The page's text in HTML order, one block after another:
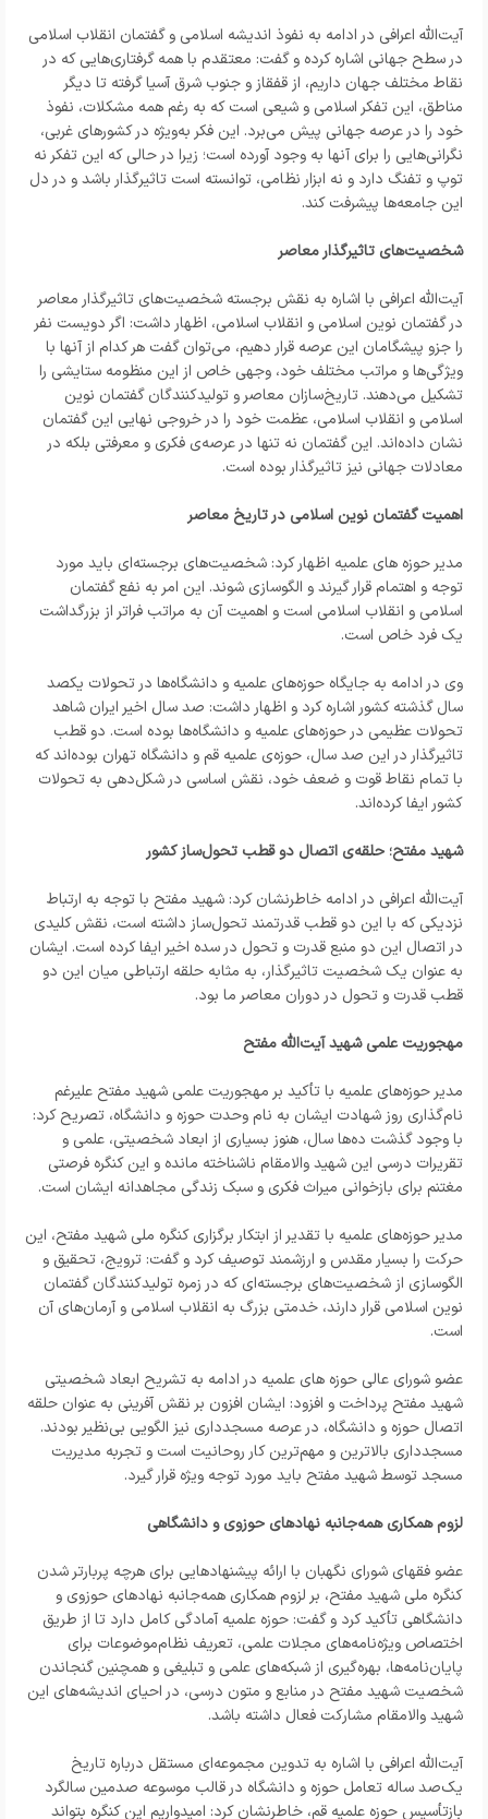
آیت‌الله اعرافی در ادامه به نفوذ اندیشه اسلامی و گفتمان انقلاب اسلامی
در سطح جهانی اشاره کرده و گفت: معتقدم با همه گرفتاری‌هایی که در
نقاط مختلف جهان داریم، از قفقاز و جنوب شرق آسیا گرفته تا دیگر
مناطق، این تفکر اسلامی و شیعی است که به رغم همه مشکلات، نفوذ
خود را در عرصه جهانی پیش می‌برد. این فکر به‌ویژه در کشورهای غربی،
نگرانی‌هایی را برای آنها به وجود آورده است؛ زیرا در حالی که این تفکر نه
توپ و تفنگ دارد و نه ابزار نظامی، توانسته است تاثیرگذار باشد و در دل
این جامعه‌ها پیشرفت کند.
شخصیت‌های تاثیرگذار معاصر
آیت‌الله اعرافی با اشاره به نقش برجسته شخصیت‌های تاثیرگذار معاصر
در گفتمان نوین اسلامی و انقلاب اسلامی، اظهار داشت: اگر دویست نفر
را جزو پیشگامان این عرصه قرار دهیم، می‌توان گفت هر کدام از آنها با
ویژگی‌ها و مراتب مختلف خود، وجهی خاص از این منظومه ستایشی را
تشکیل می‌دهند. تاریخ‌سازان معاصر و تولیدکنندگان گفتمان نوین
اسلامی و انقلاب اسلامی، عظمت خود را در خروجی نهایی این گفتمان
نشان داده‌اند. این گفتمان نه تنها در عرصه‌ی فکری و معرفتی بلکه در
معادلات جهانی نیز تاثیرگذار بوده است.
اهمیت گفتمان نوین اسلامی در تاریخ معاصر
مدیر حوزه های علمیه اظهار کرد: شخصیت‌های برجسته‌ای باید مورد
توجه و اهتمام قرار گیرند و الگوسازی شوند. این امر به نفع گفتمان
اسلامی و انقلاب اسلامی است و اهمیت آن به مراتب فراتر از بزرگداشت
یک فرد خاص است.
وی در ادامه به جایگاه حوزه‌های علمیه و دانشگاه‌ها در تحولات یکصد
سال گذشته کشور اشاره کرد و اظهار داشت: صد سال اخیر ایران شاهد
تحولات عظیمی در حوزه‌های علمیه و دانشگاه‌ها بوده است. دو قطب
تاثیرگذار در این صد سال، حوزه‌ی علمیه قم و دانشگاه تهران بوده‌اند که
با تمام نقاط قوت و ضعف خود، نقش اساسی در شکل‌دهی به تحولات
کشور ایفا کرده‌اند.
شهید مفتح؛ حلقه‌ی اتصال دو قطب تحول‌ساز کشور
آیت‌الله اعرافی در ادامه خاطرنشان کرد: شهید مفتح با توجه به ارتباط
نزدیکی که با این دو قطب قدرتمند تحول‌ساز داشته است، نقش کلیدی
در اتصال این دو منبع قدرت و تحول در سده اخیر ایفا کرده است. ایشان
به عنوان یک شخصیت تاثیرگذار، به مثابه حلقه‌ ارتباطی میان این دو
قطب قدرت و تحول در دوران معاصر ما بود.
مهجوریت علمی شهید آیت‌الله مفتح
مدیر حوزه‌های علمیه با تأکید بر مهجوریت علمی شهید مفتح علیرغم
نام‌گذاری روز شهادت ایشان به نام وحدت حوزه و دانشگاه، تصریح کرد:
با وجود گذشت ده‌ها سال، هنوز بسیاری از ابعاد شخصیتی، علمی و
تقریرات درسی این شهید والامقام ناشناخته مانده و این کنگره فرصتی
مغتنم برای بازخوانی میراث فکری و سبک زندگی مجاهدانه ایشان است.
مدیر حوزه‌های علمیه با تقدیر از ابتکار برگزاری کنگره ملی شهید مفتح، این
حرکت را بسیار مقدس و ارزشمند توصیف کرد و گفت: ترویج، تحقیق و
الگوسازی از شخصیت‌های برجسته‌ای که در زمره تولیدکنندگان گفتمان
نوین اسلامی قرار دارند، خدمتی بزرگ به انقلاب اسلامی و آرمان‌های آن
است.
عضو شورای عالی حوزه های علمیه در ادامه به تشریح ابعاد شخصیتی
شهید مفتح پرداخت و افزود: ایشان افزون بر نقش آفرینی به عنوان حلقه
اتصال حوزه و دانشگاه، در عرصه مسجدداری نیز الگویی بی‌نظیر بودند.
مسجدداری بالاترین و مهم‌ترین کار روحانیت است و تجربه مدیریت
مسجد توسط شهید مفتح باید مورد توجه ویژه قرار گیرد.
لزوم همکاری همه‌جانبه نهادهای حوزوی و دانشگاهی
عضو فقهای شورای نگهبان با ارائه پیشنهادهایی برای هرچه پربارتر شدن
کنگره ملی شهید مفتح، بر لزوم همکاری همه‌جانبه نهادهای حوزوی و
دانشگاهی تأکید کرد و گفت: حوزه علمیه آمادگی کامل دارد تا از طریق
اختصاص ویژه‌نامه‌های مجلات علمی، تعریف نظام‌موضوعات برای
پایان‌نامه‌ها، بهره‌گیری از شبکه‌های علمی و تبلیغی و همچنین گنجاندن
شخصیت شهید مفتح در منابع و متون درسی، در احیای اندیشه‌های این
شهید والامقام مشارکت فعال داشته باشد.
آیت‌الله اعرافی با اشاره به تدوین مجموعه‌ای مستقل درباره تاریخ
یک‌صد ساله تعامل حوزه و دانشگاه در قالب موسوعه صدمین سالگرد
بازتأسیس حوزه علمیه قم، خاطرنشان کرد: امیدواریم این کنگره بتواند